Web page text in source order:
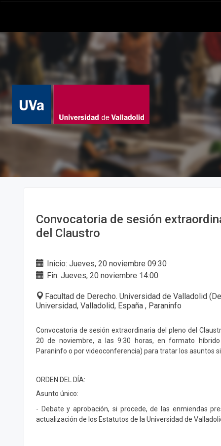
Convocatoria de sesión
del Claustro
Inicio: Jueves, 20 noviembre 09:30
Fin: Jueves, 20 noviembre 14:00
Facultad de Derecho. Universidad de Valladolid
Universidad, Valladolid, España , Paraninfo
Convocatoria de sesión extraordinaria del pleno del
20 de noviembre, a las 9:30 horas, en formato
Paraninfo o por videoconferencia) para tratar los asuntos
ORDEN DEL DÍA:
Asunto único:
- Debate y aprobación, si procede, de las enmiendas
actualización de los Estatutos de la Universidad de